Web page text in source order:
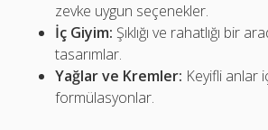
zevke uygun seçenekler.
İç Giyim: Şıklığı ve rahatlığı bir
tasarımlar.
Yağlar ve Kremler: Keyifli anlar
formülasyonlar.